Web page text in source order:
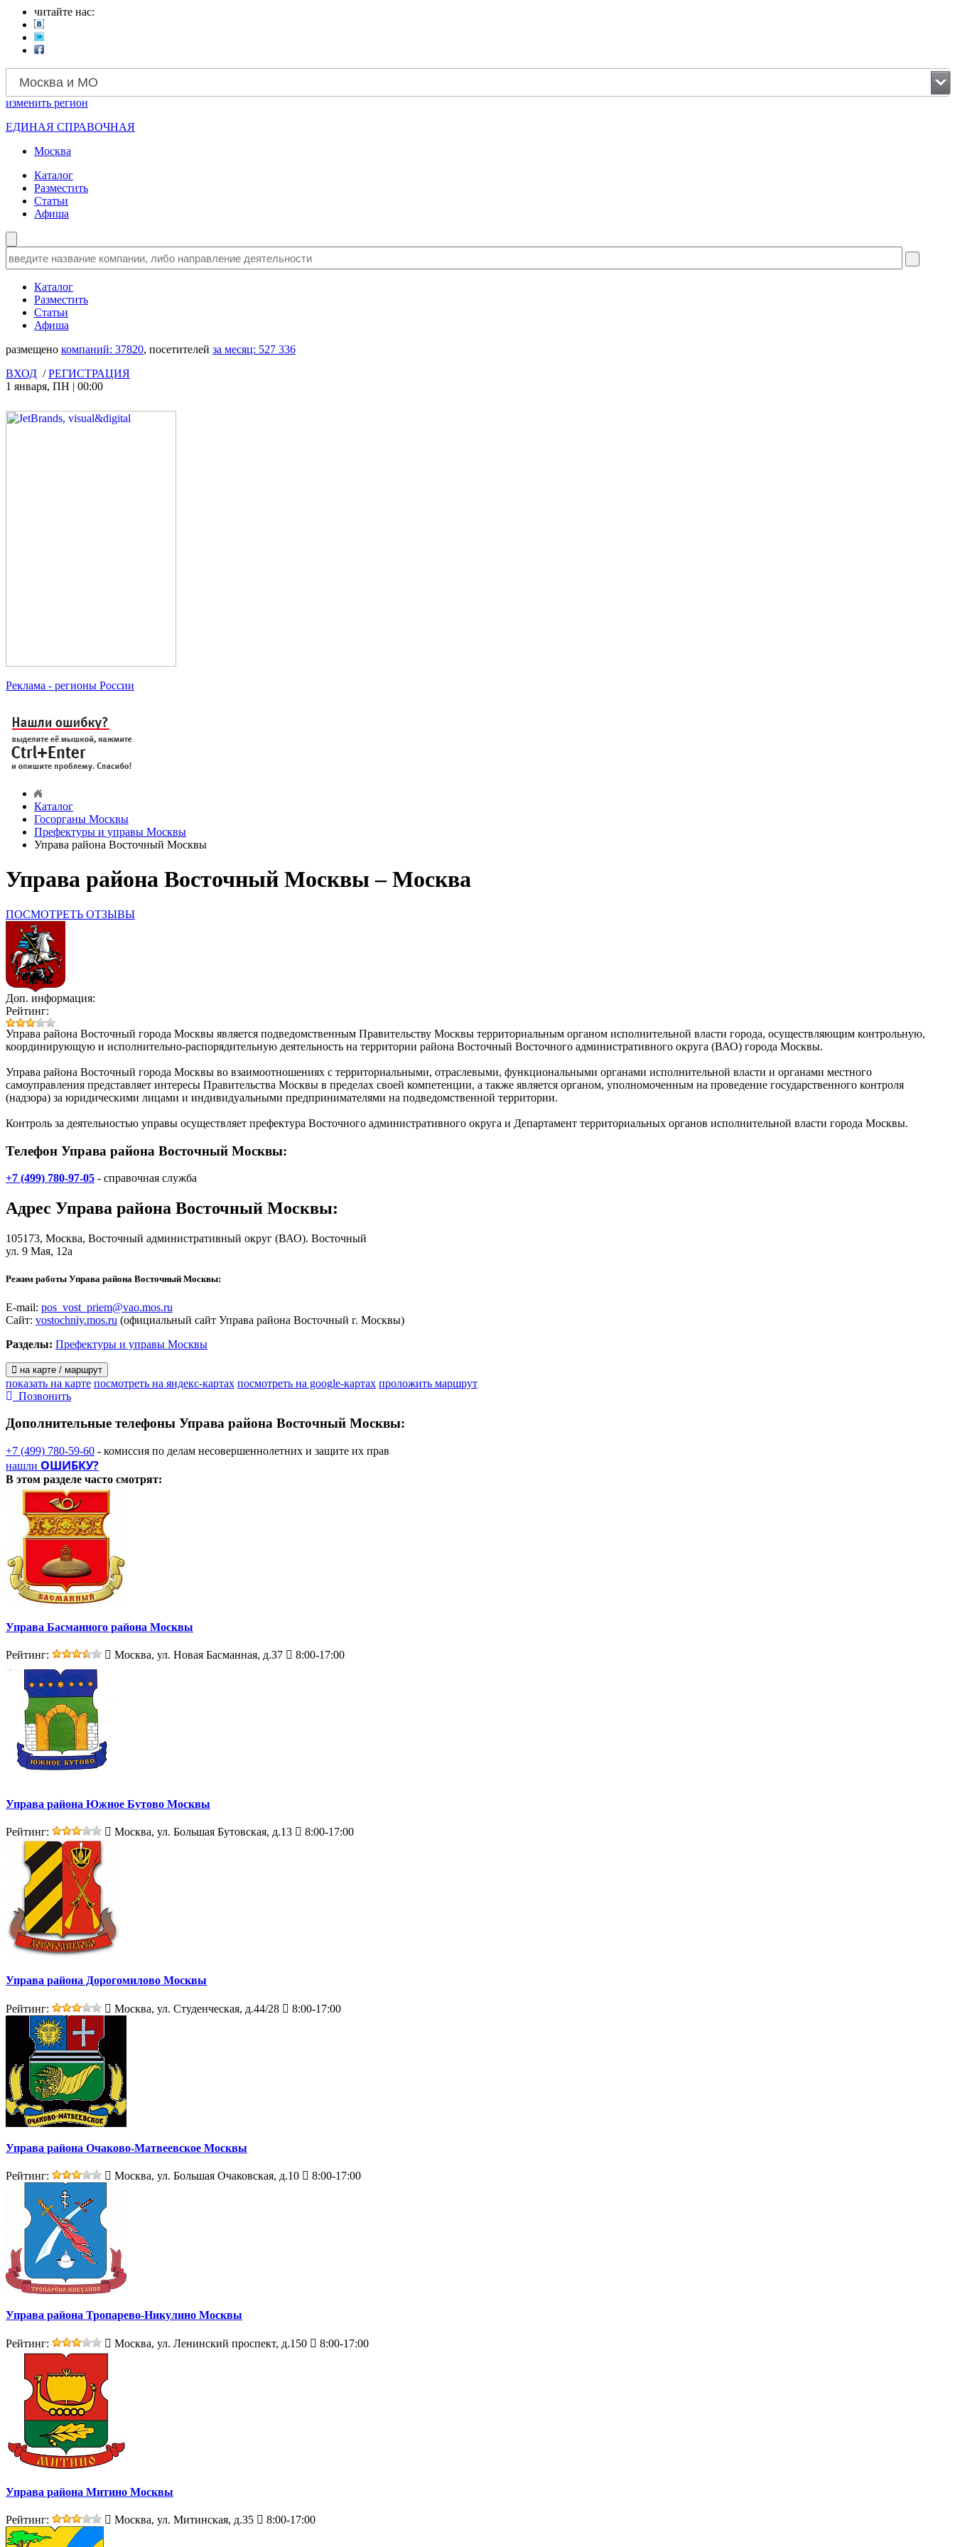
читайте нас:
Москва и МО
изменить регион
ЕДИНАЯ СПРАВОЧНАЯ
Москва
Каталог
Разместить
Статьи
Афиша
Каталог
Разместить
Статьи
Афиша
размещено компаний: 37820, посетителей за месяц: 527 336
ВХОД /РЕГИСТРАЦИЯ
1 января, ПН | 00:00
Реклама - регионы России
Каталог
Госорганы Москвы
Префектуры и управы Москвы
Управа района Восточный Москвы
Управа района Восточный Москвы – Москва
ПОСМОТРЕТЬ ОТЗЫВЫ
Доп. информация:
Рейтинг:
Управа района Восточный города Москвы является подведомственным Правительству Москвы территориальным органом исполнительной власти города, осуществляющим контрольную,
координирующую и исполнительно-распорядительную деятельность на территории района Восточный Восточного административного округа (ВАО) города Москвы.
Управа района Восточный города Москвы во взаимоотношениях с территориальными, отраслевыми, функциональными органами исполнительной власти и органами местного
самоуправления представляет интересы Правительства Москвы в пределах своей компетенции, а также является органом, уполномоченным на проведение государственного контроля
(надзора) за юридическими лицами и индивидуальными предпринимателями на подведомственной территории.
Контроль за деятельностью управы осуществляет префектура Восточного административного округа и Департамент территориальных органов исполнительной власти города Москвы.
Телефон Управа района Восточный Москвы:
+7 (499) 780-97-05 - справочная служба
Адрес Управа района Восточный Москвы:
105173, Москва, Восточный административный округ (ВАО). Восточный
ул. 9 Мая, 12а
Режим работы Управа района Восточный Москвы:
E-mail: pos_vost_priem@vao.mos.ru
Сайт: vostochniy.mos.ru (официальный сайт Управа района Восточный г. Москвы)
Разделы: Префектуры и управы Москвы
на карте / маршрут
показать на карте посмотреть на яндекс-картах посмотреть на google-картах проложить маршрут
Позвонить
Дополнительные телефоны Управа района Восточный Москвы:
+7 (499) 780-59-60 - комиссия по делам несовершеннолетних и защите их прав
нашли ОШИБКУ?
В этом разделе часто смотрят:
Управа Басманного района Москвы
Рейтинг: Москва, ул. Новая Басманная, д.37 8:00-17:00
Управа района Южное Бутово Москвы
Рейтинг: Москва, ул. Большая Бутовская, д.13 8:00-17:00
Управа района Дорогомилово Москвы
Рейтинг: Москва, ул. Студенческая, д.44/28 8:00-17:00
Управа района Очаково-Матвеевское Москвы
Рейтинг: Москва, ул. Большая Очаковская, д.10 8:00-17:00
Управа района Тропарево-Никулино Москвы
Рейтинг: Москва, ул. Ленинский проспект, д.150 8:00-17:00
Управа района Митино Москвы
Рейтинг: Москва, ул. Митинская, д.35 8:00-17:00